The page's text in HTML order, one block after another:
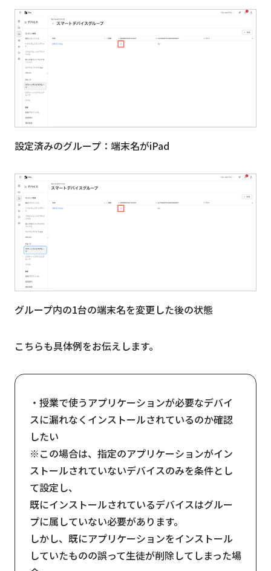
設定済みのグループ：端末名がiPad
グループ内の1台の端末名を変更した後の状態
こちらも具体例をお伝えします。
・授業で使うアプリケーションが必要なデバイ
スに漏れなくインストールされているのか確認
したい
※この場合は、指定のアプリケーションがイン
ストールされていないデバイスのみを条件とし
て設定し、
既にインストールされているデバイスはグルー
プに属していない必要があります。
しかし、既にアプリケーションをインストール
していたものの誤って生徒が削除してしまった場